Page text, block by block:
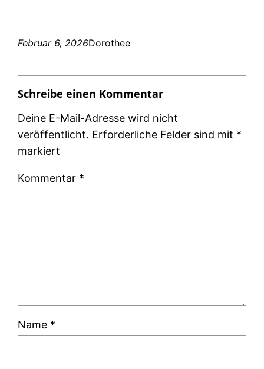
Februar 6, 2026Dorothee
Schreibe einen Kommentar
Deine E-Mail-Adresse wird nicht
veröffentlicht. Erforderliche Felder sind mit *
markiert
Kommentar *
Name *